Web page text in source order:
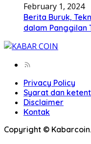
February 1, 2024
Berita Buruk,
dalam Panggilan
Privacy Policy
Syarat dan
Disclaimer
Kontak
Copyright ©